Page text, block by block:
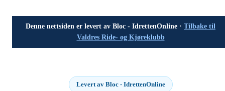
Denne nettsiden er levert av Bloc - IdrettenOnline · Tilbake til
Valdres Ride- og Kjøreklubb
Levert av Bloc - IdrettenOnline